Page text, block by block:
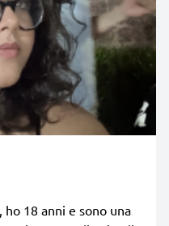
ho 18 anni e sono una